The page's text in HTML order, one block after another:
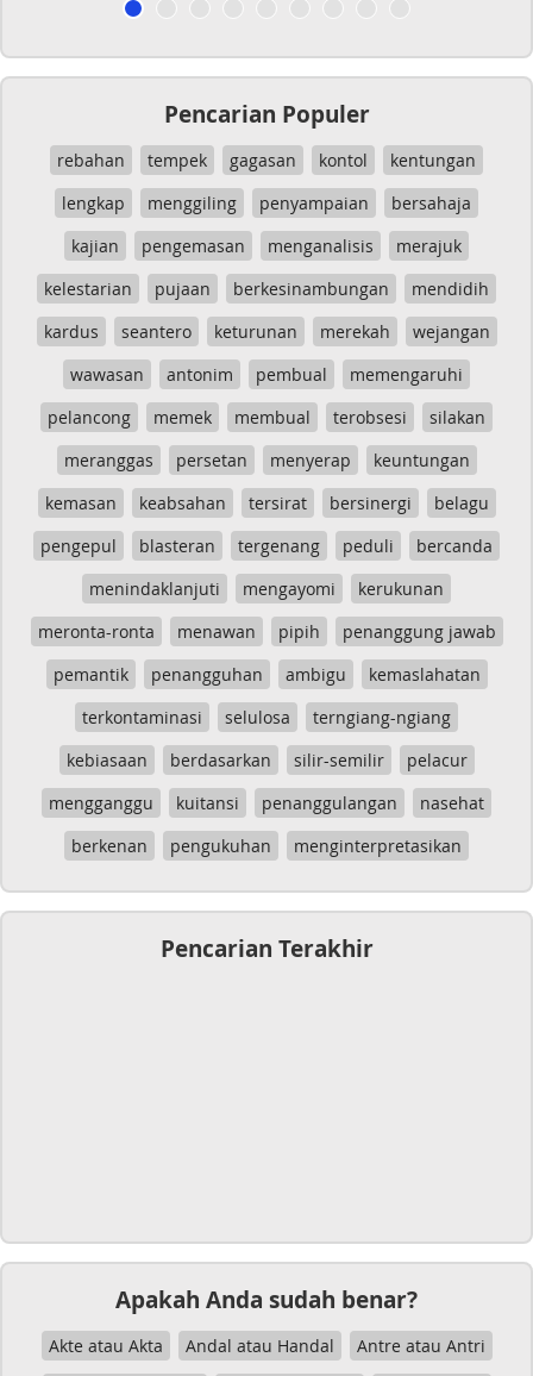
Pencarian Populer
rebahan tempek gagasan kontol
kentungan
lengkap
menggiling penyampaian
bersahaja
kajian
pengemasan menganalisis
merajuk
kelestarian
pujaan berkesinambungan
mendidih
kardus
seantero keturunan merekah
wejangan
wawasan
antonim pembual
memengaruhi
pelancong
memek membual terobsesi
silakan
meranggas
persetan menyerap
keuntungan
kemasan
keabsahan tersirat bersinergi
belagu
pengepul
blasteran tergenang peduli
bercanda
menindaklanjuti
mengayomi
kerukunan
meronta-ronta
menawan pipih
penanggung jawab
pemantik
penangguhan ambigu
kemaslahatan
terkontaminasi
selulosa
terngiang-ngiang
kebiasaan
berdasarkan silir-semilir
pelacur
mengganggu
kuitansi penanggulangan
nasehat
berkenan
pengukuhan menginterpretasikan
Pencarian Terakhir
Apakah Anda sudah benar?
Akte atau Akta Andal atau Handal
Antre atau Antri